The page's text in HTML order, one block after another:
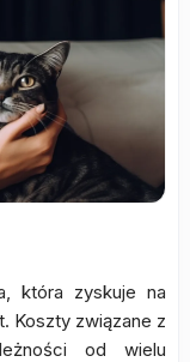
która zyskuje na
Koszty związane z
od wielu